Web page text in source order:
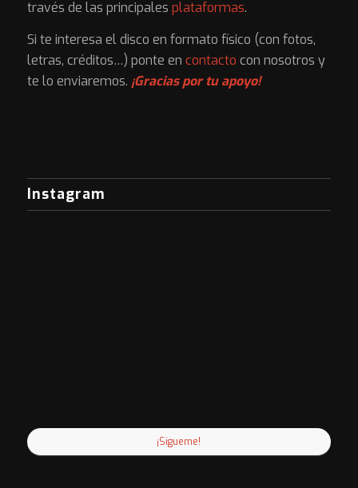
través de las principales plataformas.
Si te interesa el disco en formato físico (con fotos,
letras, créditos…) ponte en contacto con nosotros y
te lo enviaremos. ¡Gracias por tu apoyo!
Instagram
¡Sigueme!